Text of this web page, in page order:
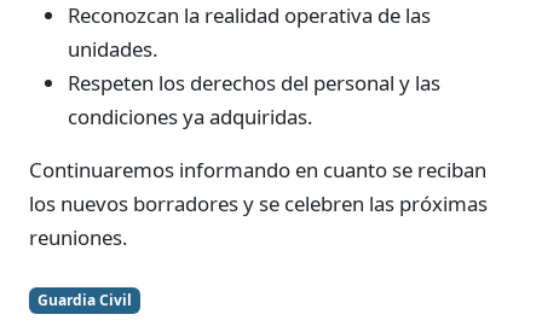
Reconozcan la realidad operativa de las
unidades.
Respeten los derechos del personal y las
condiciones ya adquiridas.
Continuaremos informando en cuanto se reciban
los nuevos borradores y se celebren las próximas
reuniones.
Guardia Civil